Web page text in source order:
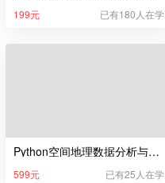
199元 已有180人在学
Python空间地理数据分析与可视化
599元 已有25人在学